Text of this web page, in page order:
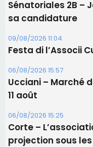
Sénatoriales 2B –
sa candidature
09/08/2026 11:04
Festa di l’Associi
06/08/2026 15:57
Ucciani – Marché
11 août
06/08/2026 15:25
Corte –
projection sous